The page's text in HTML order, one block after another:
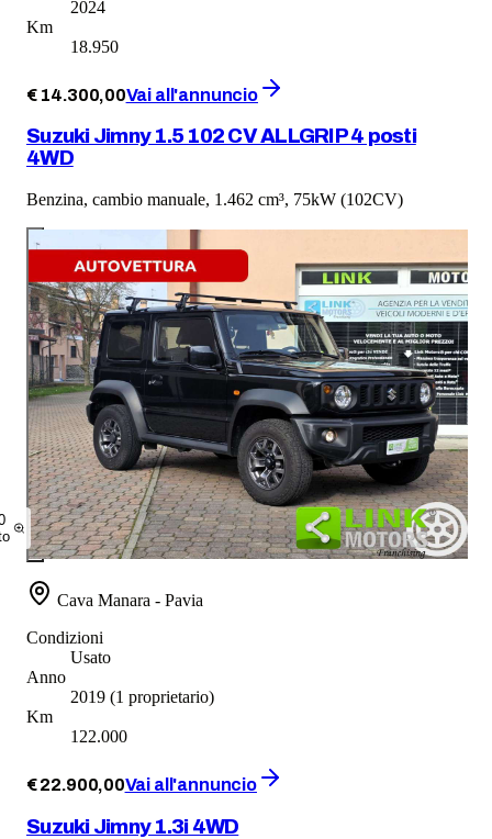
2024
Km
18.950
€ 14.300,00Vai all'annuncio
Suzuki Jimny 1.5 102 CV ALLGRIP 4 posti
4WD
Benzina, cambio manuale, 1.462 cm³, 75kW (102CV)
Cava Manara - Pavia
Condizioni
Usato
Anno
2019 (1 proprietario)
Km
122.000
€22.900,00Vai all'annuncio
Suzuki Jimny 1.3i 4WD